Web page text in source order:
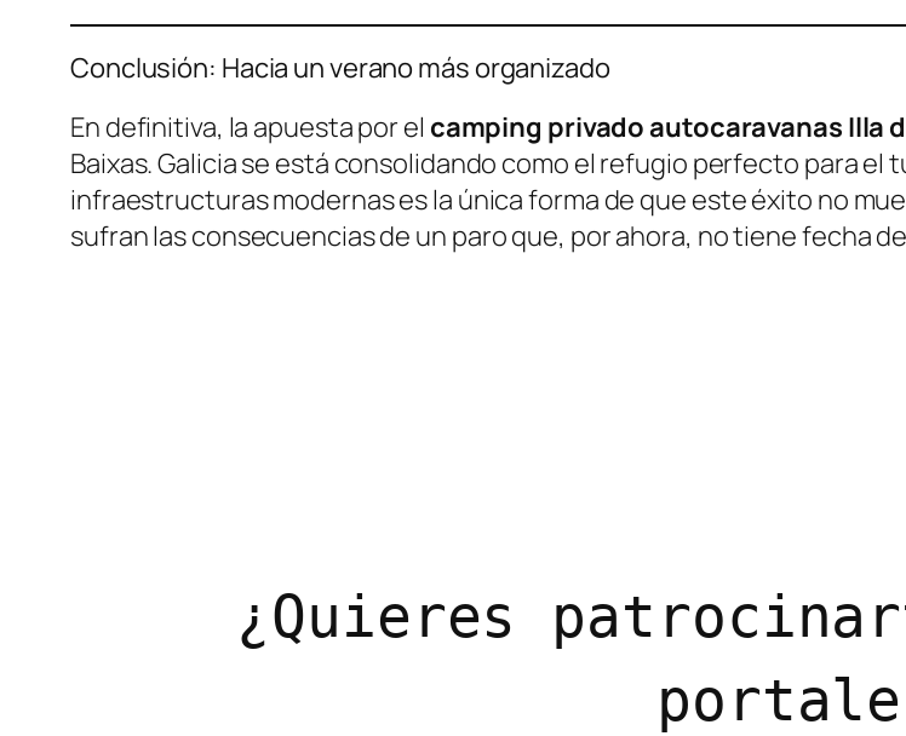
Conclusión: Hacia un verano más organizado
En definitiva, la apuesta por el camping privado autocaravanas Illa
Baixas. Galicia se está consolidando como el refugio perfecto para el
infraestructuras modernas es la única forma de que este éxito no
sufran las consecuencias de un paro que, por ahora, no tiene fecha
¿Quieres